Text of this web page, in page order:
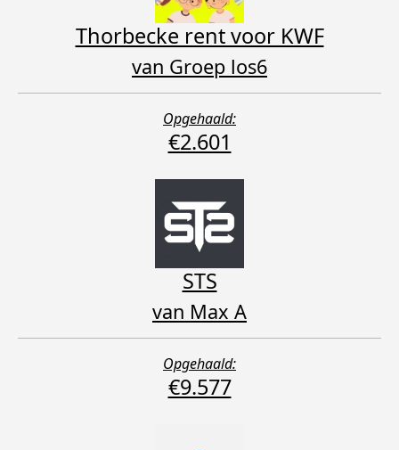
Thorbecke rent voor KWF
van Groep los6
Opgehaald:
€2.601
STS
van Max A
Opgehaald:
€9.577